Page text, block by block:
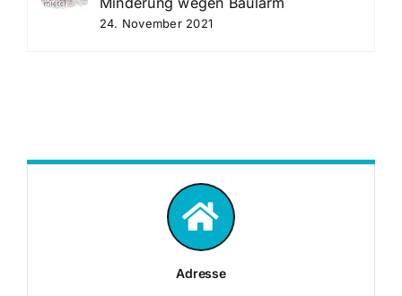
24. November 2021
Adresse